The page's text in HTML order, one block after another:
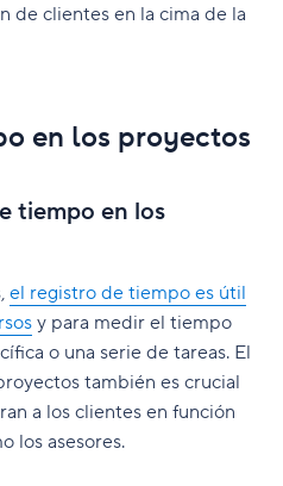
de clientes en la cima de la
en los proyectos
tiempo en los
el registro de tiempo es útil
y para medir el tiempo
o una serie de tareas. El
también es crucial
a los clientes en función
los asesores.